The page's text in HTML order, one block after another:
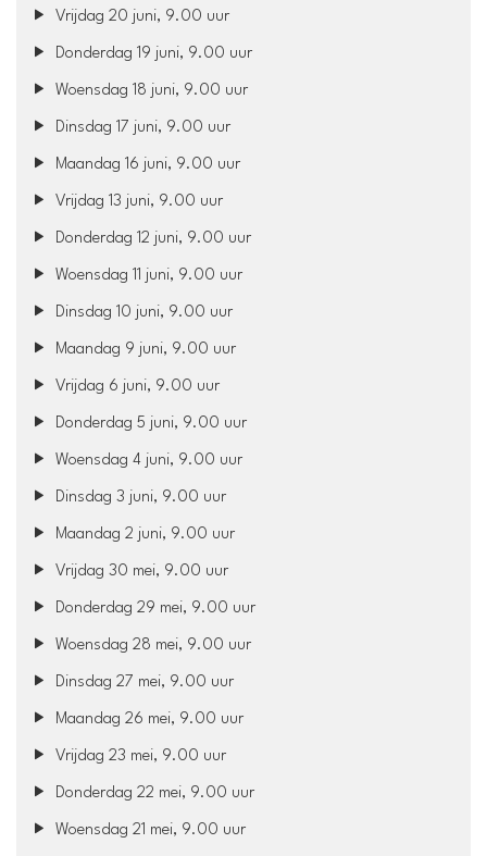
Vrijdag 20 juni, 9.00 uur
Donderdag 19 juni, 9.00 uur
Woensdag 18 juni, 9.00 uur
Dinsdag 17 juni, 9.00 uur
Maandag 16 juni, 9.00 uur
Vrijdag 13 juni, 9.00 uur
Donderdag 12 juni, 9.00 uur
Woensdag 11 juni, 9.00 uur
Dinsdag 10 juni, 9.00 uur
Maandag 9 juni, 9.00 uur
Vrijdag 6 juni, 9.00 uur
Donderdag 5 juni, 9.00 uur
Woensdag 4 juni, 9.00 uur
Dinsdag 3 juni, 9.00 uur
Maandag 2 juni, 9.00 uur
Vrijdag 30 mei, 9.00 uur
Donderdag 29 mei, 9.00 uur
Woensdag 28 mei, 9.00 uur
Dinsdag 27 mei, 9.00 uur
Maandag 26 mei, 9.00 uur
Vrijdag 23 mei, 9.00 uur
Donderdag 22 mei, 9.00 uur
Woensdag 21 mei, 9.00 uur